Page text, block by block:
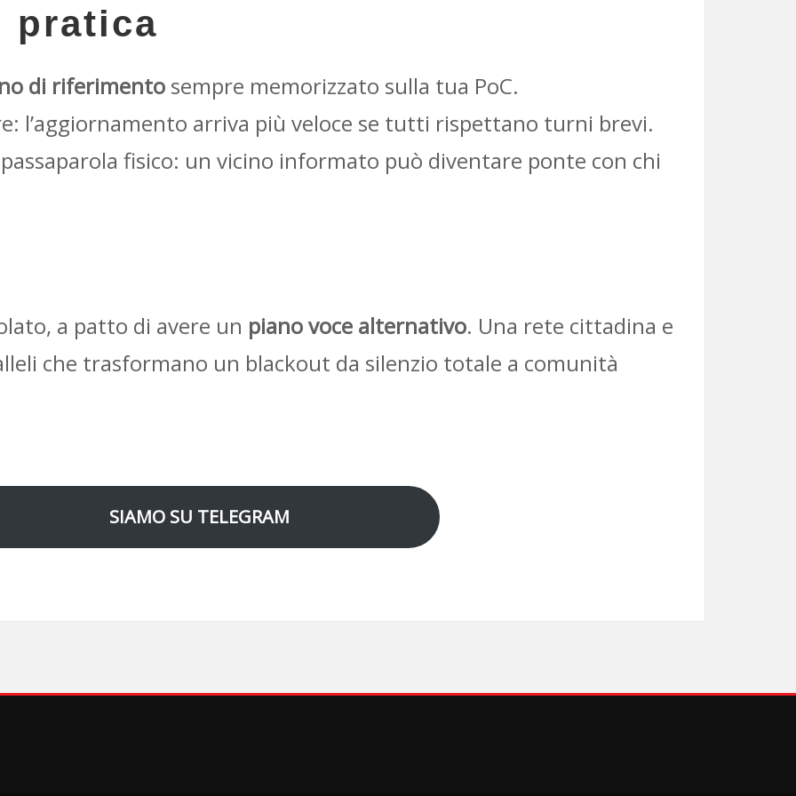
pratica
di riferimento sempre memorizzato sulla tua PoC.
l’aggiornamento arriva più veloce se tutti rispettano turni brevi.
fisico: un vicino informato può diventare ponte con chi
a patto di avere un piano voce alternativo. Una rete cittadina e
che trasformano un blackout da silenzio totale a comunità
SIAMO SU TELEGRAM